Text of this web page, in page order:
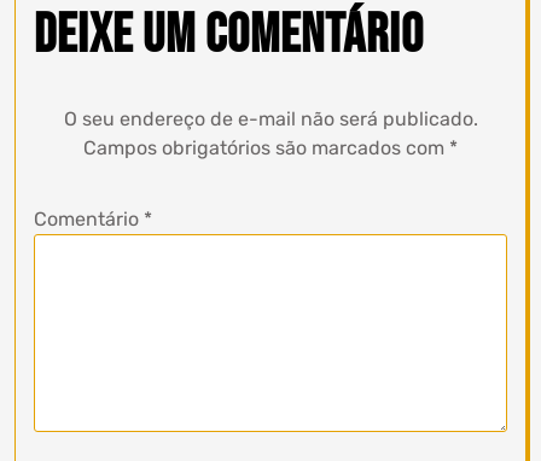
Deixe um comentário
O seu endereço de e-mail não será publicado.
Campos obrigatórios são marcados com *
Comentário *